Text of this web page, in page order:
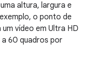
altura, largura e
o ponto de
vídeo em Ultra HD
a 60 quadros por